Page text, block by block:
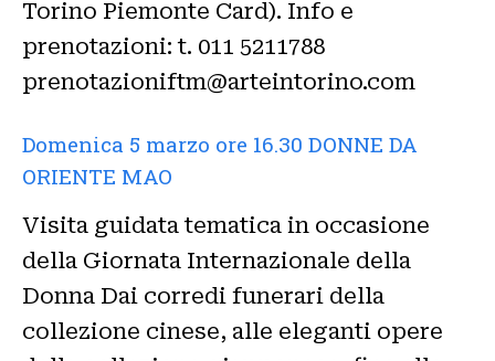
Torino Piemonte Card). Info e
prenotazioni: t. 011 5211788
prenotazioniftm@arteintorino.com
Domenica 5 marzo ore 16.30 DONNE DA
ORIENTE MAO
Visita guidata tematica in occasione
della Giornata Internazionale della
Donna Dai corredi funerari della
collezione cinese, alle eleganti opere